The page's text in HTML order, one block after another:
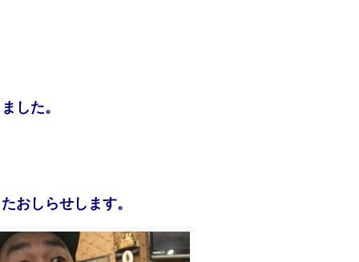
した。
おしらせします。